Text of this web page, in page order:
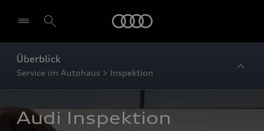
Überblick
Service im Autohaus > Inspektion
Audi Inspektion